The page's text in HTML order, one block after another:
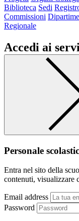
Biblioteca Sedi
Commissioni
Regionale
Accedi ai
Personale
Entra nel sito della
contenuti, visualizzare
Email address
Password